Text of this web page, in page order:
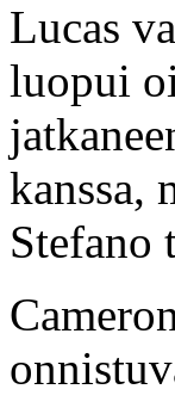
Lucas
luopui
kanssa,
Stefano